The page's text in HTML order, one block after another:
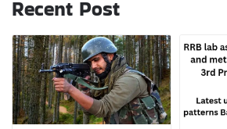
Recent Post